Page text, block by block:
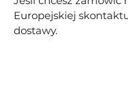
Europejskiej
dostawy.